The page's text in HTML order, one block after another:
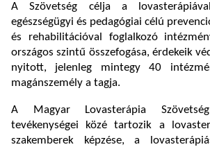
A Szövetség célja a
egészségügyi és pedagógiai célú
és rehabilitációval foglalkozó
országos szintű összefogása, érdekeik
nyitott, jelenleg mintegy 40
magánszemély a tagja.
A Magyar Lovasterápia
tevékenységei közé tartozik a
szakemberek képzése, a